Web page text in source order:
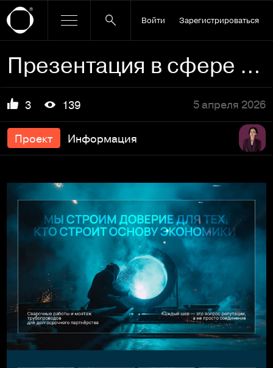
Войти Зарегистрироваться
Презентация в сфере промышленного строительства
3 139 5 апреля 2026
Проект Информация